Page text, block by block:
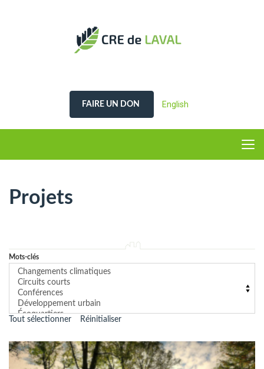
FAIRE UN DON English
Projets
Mots-clés
Tout sélectionner Réinitialiser